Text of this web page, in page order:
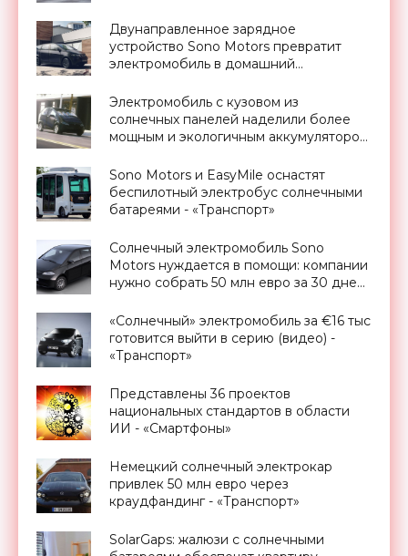
Двунаправленное зарядное
устройство Sono Motors превратит
электромобиль в домашний
Электромобиль с кузовом из
солнечных панелей наделили более
мощным и экологичным аккумулятором
Sono Motors и EasyMile оснастят
беспилотный электробус солнечными
батареями - «Транспорт»
Солнечный электромобиль Sono
Motors нуждается в помощи: компании
нужно собрать 50 млн евро за 30 дней
«Солнечный» электромобиль за €16 тыс
готовится выйти в серию (видео) -
«Транспорт»
Представлены 36 проектов
национальных стандартов в области
ИИ - «Смартфоны»
Немецкий солнечный электрокар
привлек 50 млн евро через
краудфандинг - «Транспорт»
SolarGaps: жалюзи с солнечными